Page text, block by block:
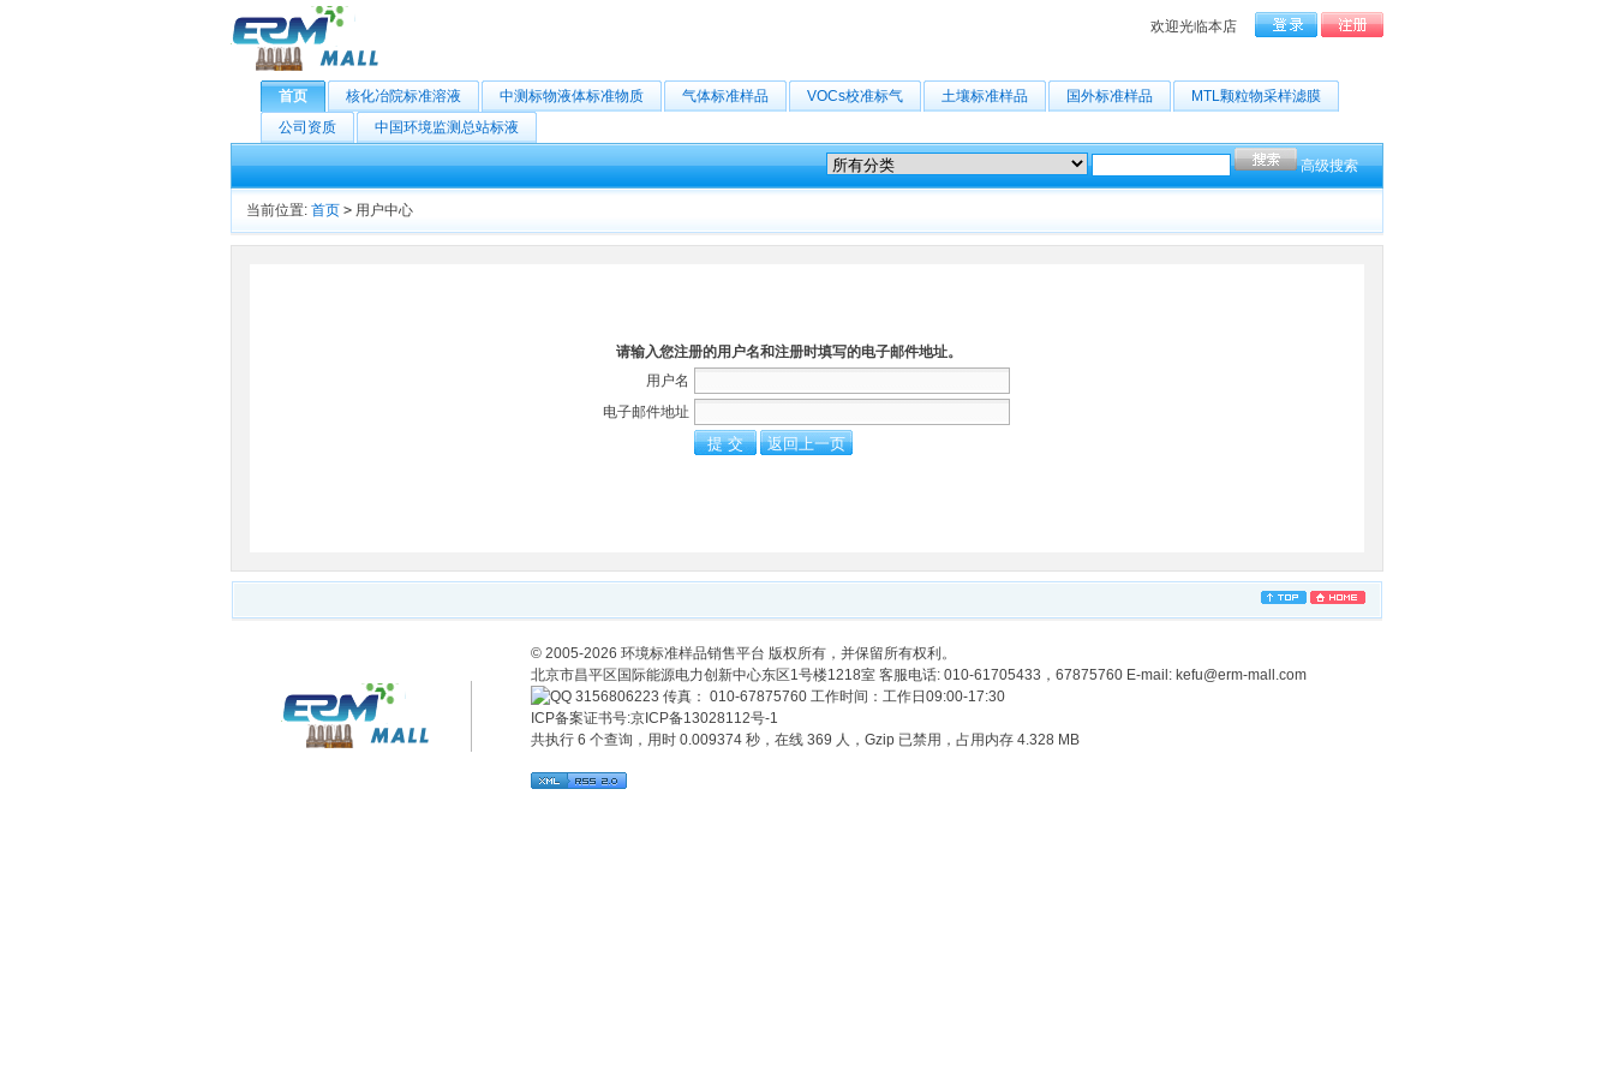
欢迎光临本店
首页 核化冶院标准溶液 中测标物液体标准物质 气体标准样品 VOCs校准标气 土壤标准样品 国外标准样品
MTL颗粒物采样滤膜
公司资质
中国环境监测总站标液
高级搜索
当前位置: 首页 > 用户中心
请输入您注册的用户名和注册时填写的电子邮件地址。
用户名
电子邮件地址
© 2005-2026 环境标准样品销售平台 版权所有，并保留所有权利。
北京市昌平区国际能源电力创新中心东区1号楼1218室 客服电话: 010-61705433，67875760 E-mail: kefu@erm-mall.com
3156806223 传真： 010-67875760 工作时间：工作日09:00-17:30
ICP备案证书号:京ICP备13028112号-1
共执行 6 个查询，用时 0.009374 秒，在线 369 人，Gzip 已禁用，占用内存 4.328 MB